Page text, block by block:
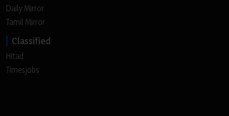
Daily Mirror
Tamil Mirror
Classified
Hitad
Timesjobs